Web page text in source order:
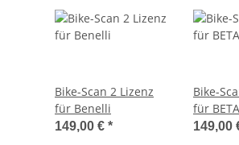
Bike-Scan 2 Lizenz
für Benelli
149,00 € *
Bike-
für
149,00